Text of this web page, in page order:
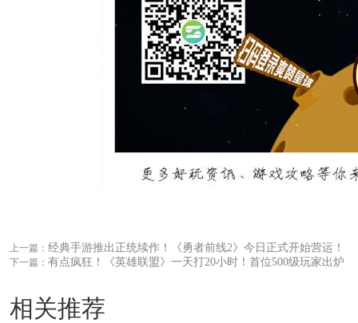
上一篇： 经典手游推出正统续作！《勇者前线2》今日正式开始营运！
下一篇： 有点疯狂！《英雄联盟》一天打20小时！首位500级玩家出炉
相关推荐